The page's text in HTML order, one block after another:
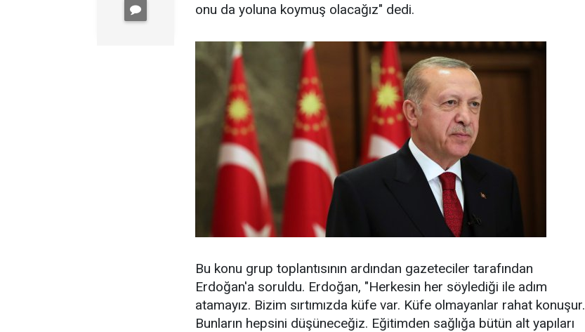
onu da yoluna koymuş olacağız" dedi.
Bu konu grup toplantısının ardından gazeteciler tarafından
Erdoğan'a soruldu. Erdoğan, "Herkesin her söylediği ile adım
atamayız. Bizim sırtımızda küfe var. Küfe olmayanlar rahat konuşur.
Bunların hepsini düşüneceğiz. Eğitimden sağlığa bütün alt yapıları